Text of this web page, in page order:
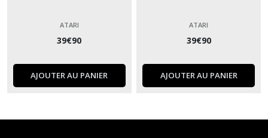
ATARI
39€90
AJOUTER AU PANIER
ATARI
39€90
AJOUTER AU PANIER